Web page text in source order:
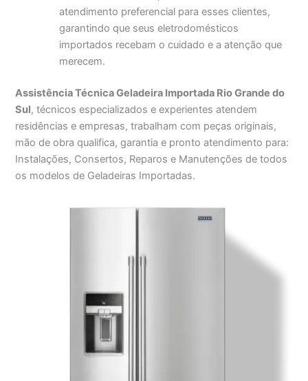
atendimento preferencial para esses clientes,
garantindo que seus eletrodomésticos
importados recebam o cuidado e a atenção que
merecem.
Assistência Técnica Geladeira Importada Rio Grande do
Sul, técnicos especializados e experientes atendem
residências e empresas, trabalham com peças originais,
mão de obra qualifica, garantia e pronto atendimento para:
Instalações, Consertos, Reparos e Manutenções de todos
os modelos de Geladeiras Importadas.